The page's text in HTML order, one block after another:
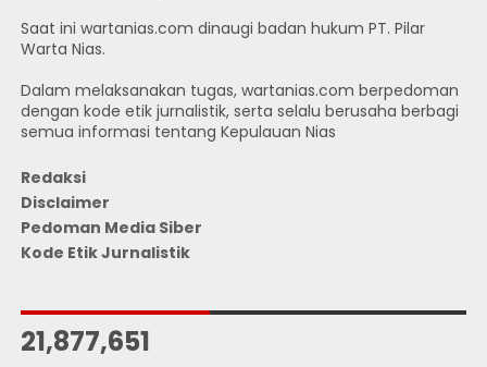
Saat ini wartanias.com dinaugi badan hukum PT. Pilar
Warta Nias.
Dalam melaksanakan tugas, wartanias.com berpedoman
dengan kode etik jurnalistik, serta selalu berusaha berbagi
semua informasi tentang Kepulauan Nias
Redaksi
Disclaimer
Pedoman Media Siber
Kode Etik Jurnalistik
21,877,651